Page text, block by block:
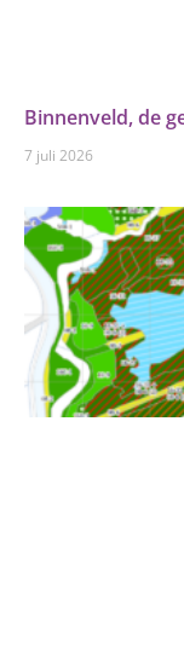
Binnenveld, de
7 juli 2026